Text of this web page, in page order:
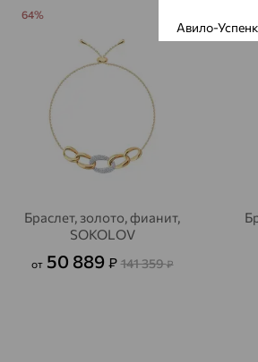
Браслет, золото, фианит,
SOKOLOV
от 50 889 ₽ 141 359₽
64%
Авило-